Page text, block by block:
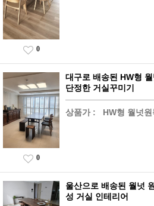
0
대구로 배송된 HW형
단정한 거실꾸미기
상품가 : HW형 월넛
0
울산으로 배송된 월넛
성 거실 인테리어